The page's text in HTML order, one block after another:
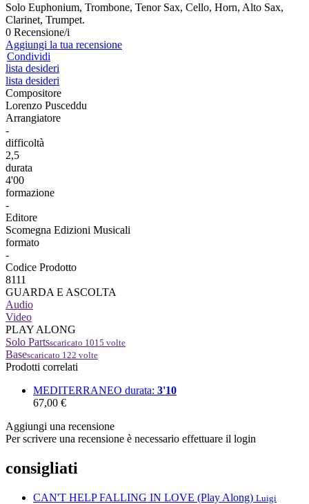
Solo Euphonium, Trombone, Tenor Sax, Cello, Horn, Alto Sax,
Clarinet, Trumpet.
0 Recensione/i
Aggiungi la tua recensione
Condividi
lista desideri
lista desideri
Compositore
Lorenzo Pusceddu
Arrangiatore
-
difficoltà
2,5
durata
4'00
formazione
-
Editore
Scomegna Edizioni Musicali
formato
-
Codice Prodotto
8111
GUARDA E ASCOLTA
Audio
Video
PLAY ALONG
Solo Partsscaricato 1015 volte
Basescaricato 122 volte
Prodotti correlati
MEDITERRANEO durata: 3'10
67,00 €
Aggiungi una recensione
Per scrivere una recensione è necessario effettuare il login
consigliati
CAN'T HELP FALLING IN LOVE (Play Along) Luigi